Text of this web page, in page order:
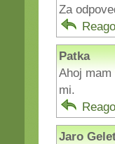
Za
Patka
Ahoj
mi.
Jaro